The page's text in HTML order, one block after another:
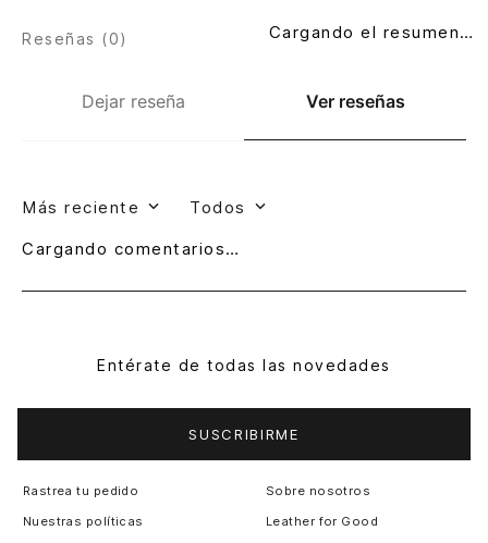
Dejar reseña Ver reseñas
Reseñas (0) Cargando el resumen…
Más reciente Todos
Cargando comentarios…
Entérate de todas las novedades
SUSCRIBIRME
Rastrea tu pedido
Nuestras políticas
Sobre nosotros
Leather for Good